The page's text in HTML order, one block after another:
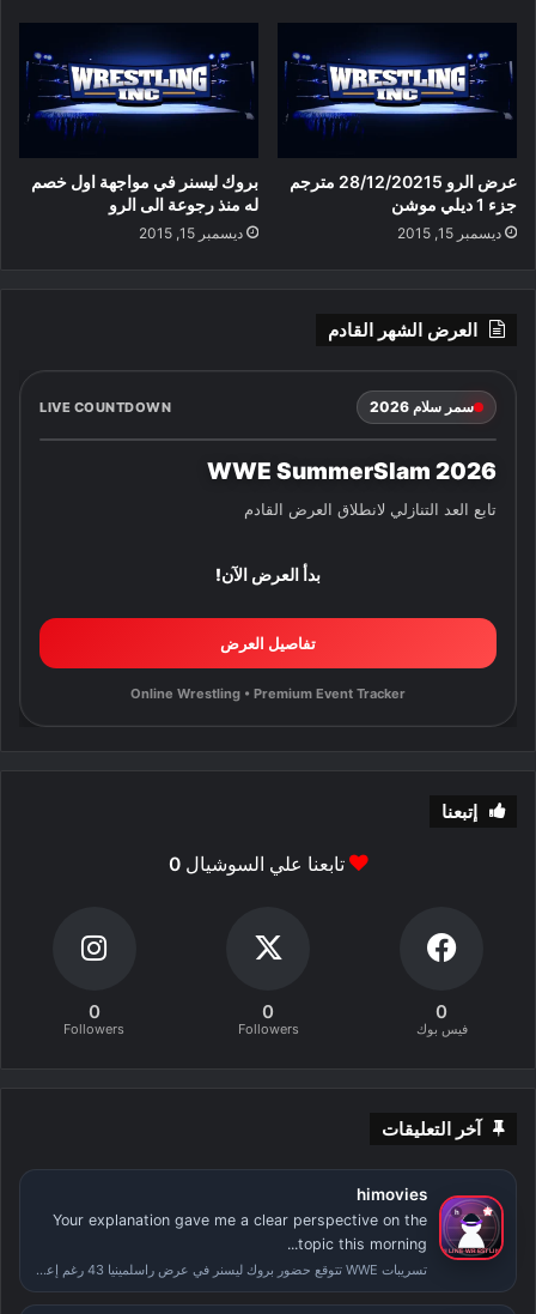
عرض الرو 28/12/20215 مترجم
جزء 1 ديلي موشن
ديسمبر 15, 2015
بروك ليسنر في مواجهة اول خصم
له منذ رجوعة الى الرو
ديسمبر 15, 2015
العرض الشهر القادم
سمر سلام 2026 LIVE COUNTDOWN
WWE SummerSlam 2026
تابع العد التنازلي لانطلاق العرض القادم
بدأ العرض الآن!
تفاصيل العرض
Online Wrestling • Premium Event Tracker
إتبعنا
تابعنا علي السوشيال0
0
فيس بوك
0
Followers
0
Followers
آخر التعليقات
himovies
Your explanation gave me a clear perspective on the
topic this morning...
تسريبات WWE تتوقع حضور بروك ليسنر في عرض راسلمينيا 43 رغم إعلان اعتزاله